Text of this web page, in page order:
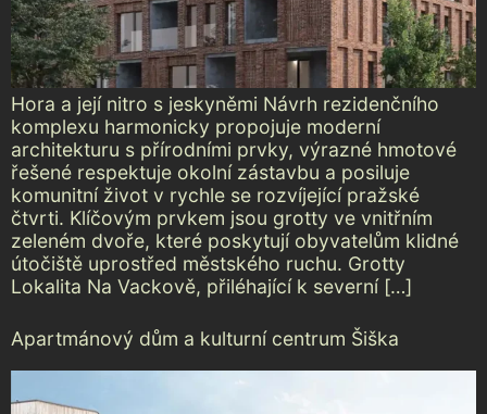
Hora a její nitro s jeskyněmi Návrh rezidenčního
komplexu harmonicky propojuje moderní
architekturu s přírodními prvky, výrazné hmotové
řešené respektuje okolní zástavbu a posiluje
komunitní život v rychle se rozvíjející pražské
čtvrti. Klíčovým prvkem jsou grotty ve vnitřním
zeleném dvoře, které poskytují obyvatelům klidné
útočiště uprostřed městského ruchu. Grotty
Lokalita Na Vackově, přiléhající k severní […]
Apartmánový dům a kulturní centrum Šiška